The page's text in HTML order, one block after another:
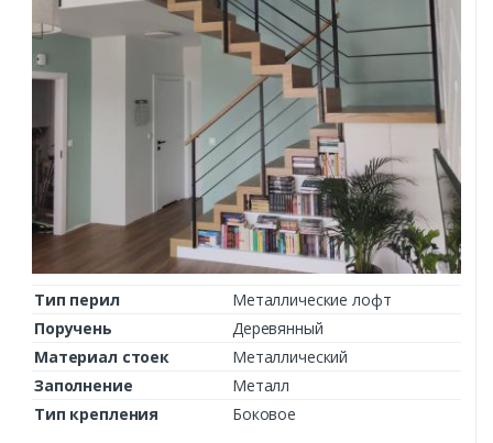
Тип перил
Металлические лофт
Поручень
Деревянный
Материал стоек
Металлический
Заполнение
Металл
Тип крепления
Боковое